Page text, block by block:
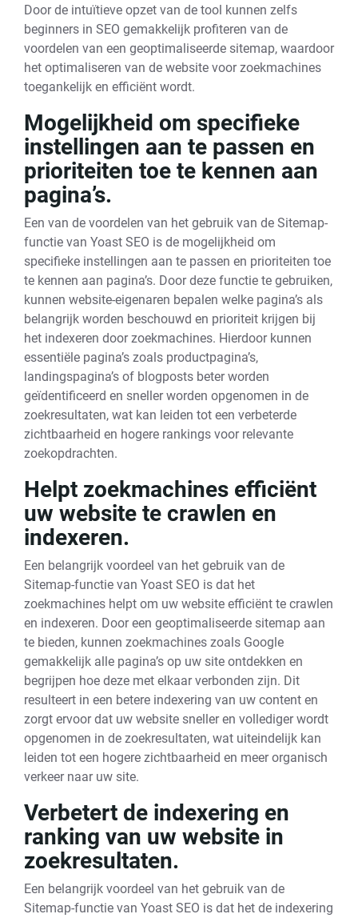
Door de intuïtieve opzet van de tool kunnen zelfs
beginners in SEO gemakkelijk profiteren van de
voordelen van een geoptimaliseerde sitemap, waardoor
het optimaliseren van de website voor zoekmachines
toegankelijk en efficiënt wordt.
Mogelijkheid om specifieke
instellingen aan te passen en
prioriteiten toe te kennen aan
pagina’s.
Een van de voordelen van het gebruik van de Sitemap-
functie van Yoast SEO is de mogelijkheid om
specifieke instellingen aan te passen en prioriteiten toe
te kennen aan pagina’s. Door deze functie te gebruiken,
kunnen website-eigenaren bepalen welke pagina’s als
belangrijk worden beschouwd en prioriteit krijgen bij
het indexeren door zoekmachines. Hierdoor kunnen
essentiële pagina’s zoals productpagina’s,
landingspagina’s of blogposts beter worden
geïdentificeerd en sneller worden opgenomen in de
zoekresultaten, wat kan leiden tot een verbeterde
zichtbaarheid en hogere rankings voor relevante
zoekopdrachten.
Helpt zoekmachines efficiënt
uw website te crawlen en
indexeren.
Een belangrijk voordeel van het gebruik van de
Sitemap-functie van Yoast SEO is dat het
zoekmachines helpt om uw website efficiënt te crawlen
en indexeren. Door een geoptimaliseerde sitemap aan
te bieden, kunnen zoekmachines zoals Google
gemakkelijk alle pagina’s op uw site ontdekken en
begrijpen hoe deze met elkaar verbonden zijn. Dit
resulteert in een betere indexering van uw content en
zorgt ervoor dat uw website sneller en vollediger wordt
opgenomen in de zoekresultaten, wat uiteindelijk kan
leiden tot een hogere zichtbaarheid en meer organisch
verkeer naar uw site.
Verbetert de indexering en
ranking van uw website in
zoekresultaten.
Een belangrijk voordeel van het gebruik van de
Sitemap-functie van Yoast SEO is dat het de indexering